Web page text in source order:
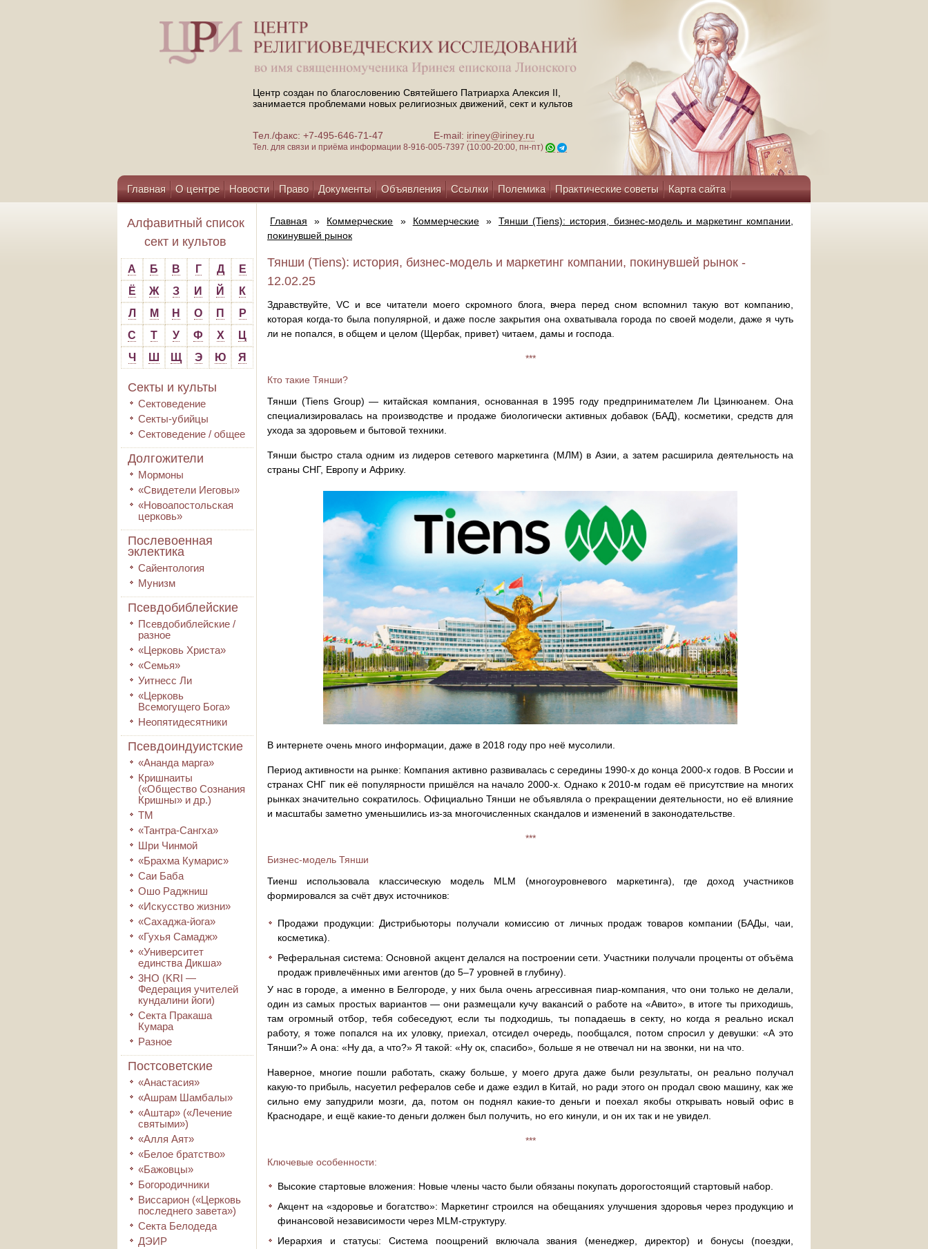
Центр создан по благословению Святейшего Патриарха Алексия II,
занимается проблемами новых религиозных движений, сект и культов
Тел./факс: +7-495-646-71-47 E-mail: iriney@iriney.ru
Тел. для связи и приёма информации 8-916-005-7397 (10:00-20:00, пн-пт)
Главная О центре Новости Право Документы Объявления Ссылки Полемика Практические советы Карта сайта
Помощь центру
Алфавитный список
сект и культов
А Б В Г Д
Е
Ё
Ж З И Й
К
Л
М Н О П
Р
С
Т У Ф Х
Ц
Ч
Ш Щ Э Ю Я
Секты и культы
Сектоведение
Секты-убийцы
Сектоведение / общее
Долгожители
Мормоны
«Свидетели Иеговы»
«Новоапостольская
церковь»
Послевоенная
эклектика
Сайентология
Мунизм
Псевдобиблейские
Псевдобиблейские /
разное
«Церковь Христа»
«Семья»
Уитнесс Ли
«Церковь
Всемогущего Бога»
Неопятидесятники
Псевдоиндуистские
«Ананда марга»
Кришнаиты
(«Общество Сознания
Кришны» и др.)
ТМ
«Тантра-Сангха»
Шри Чинмой
«Брахма Кумарис»
Саи Баба
Ошо Раджниш
«Искусство жизни»
«Сахаджа-йога»
«Гухья Самадж»
«Университет
единства Дикша»
3HO (KRI ―
Федерация учителей
кундалини йоги)
Секта Пракаша
Кумара
Разное
Постсоветские
«Анастасия»
«Ашрам Шамбалы»
«Аштар» («Лечение
святыми»)
«Алля Аят»
«Белое братство»
«Бажовцы»
Богородичники
Виссарион («Церковь
последнего завета»)
Секта Белодеда
ДЭИР
Главная » Коммерческие » Коммерческие »
Тянши (Tiens): история, бизнес-модель и маркетинг компании,
покинувшей рынок
Тянши (Tiens): история, бизнес-модель и маркетинг компании, покинувшей рынок -
12.02.25
Здравствуйте, VC и все читатели моего скромного блога, вчера перед сном вспомнил такую вот компанию,
которая когда-то была популярной, и даже после закрытия она охватывала города по своей модели, даже я чуть
ли не попался, в общем и целом (Щербак, привет) читаем, дамы и господа.
***
Кто такие Тянши?
Тянши (Tiens Group) — китайская компания, основанная в 1995 году предпринимателем Ли Цзинюанем. Она
специализировалась на производстве и продаже биологически активных добавок (БАД), косметики, средств для
ухода за здоровьем и бытовой техники.
Тянши быстро стала одним из лидеров сетевого маркетинга (МЛМ) в Азии, а затем расширила деятельность на
страны СНГ, Европу и Африку.
В интернете очень много информации, даже в 2018 году про неё мусолили.
Период активности на рынке: Компания активно развивалась с середины 1990-х до конца 2000-х годов. В России и
странах СНГ пик её популярности пришёлся на начало 2000-х. Однако к 2010-м годам её присутствие на многих
рынках значительно сократилось. Официально Тянши не объявляла о прекращении деятельности, но её влияние
и масштабы заметно уменьшились из-за многочисленных скандалов и изменений в законодательстве.
***
Бизнес-модель Тянши
Тиенш использовала классическую модель MLM (многоуровневого маркетинга), где доход участников
формировался за счёт двух источников:
Продажи продукции: Дистрибьюторы получали комиссию от личных продаж товаров компании (БАДы, чаи,
косметика).
Реферальная система: Основной акцент делался на построении сети. Участники получали проценты от объёма
продаж привлечённых ими агентов (до 5–7 уровней в глубину).
У нас в городе, а именно в Белгороде, у них была очень агрессивная пиар-компания, что они только не делали,
один из самых простых вариантов — они размещали кучу вакансий о работе на «Авито», в итоге ты приходишь,
там огромный отбор, тебя собеседуют, если ты подходишь, ты попадаешь в секту, но когда я реально искал
работу, я тоже попался на их уловку, приехал, отсидел очередь, пообщался, потом спросил у девушки: «А это
Тянши?» А она: «Ну да, а что?» Я такой: «Ну ок, спасибо», больше я не отвечал ни на звонки, ни на что.
Наверное, многие пошли работать, скажу больше, у моего друга даже были результаты, он реально получал
какую-то прибыль, насуетил рефералов себе и даже ездил в Китай, но ради этого он продал свою машину, как же
сильно ему запудрили мозги, да, потом он поднял какие-то деньги и поехал якобы открывать новый офис в
Краснодаре, и ещё какие-то деньги должен был получить, но его кинули, и он их так и не увидел.
***
Ключевые особенности:
Высокие стартовые вложения: Новые члены часто были обязаны покупать дорогостоящий стартовый набор.
Акцент на «здоровье и богатство»: Маркетинг строился на обещаниях улучшения здоровья через продукцию и
финансовой независимости через MLM-структуру.
Иерархия и статусы: Система поощрений включала звания (менеджер, директор) и бонусы (поездки,